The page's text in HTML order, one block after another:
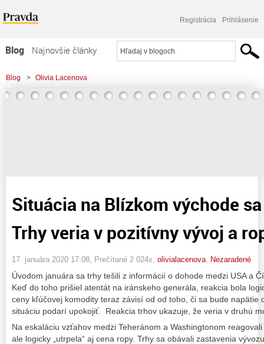
Registrácia Prihlásenie
Blog
Najnovšie články
Najčítanejšie články
Najkomentovanejšie články
Blog > Olivia Lacenova
> Situácia na Blízkom východe sa upokojuje. Trhy veria v pozitívny vývoj a ropa
Situácia na Blízkom východe
Trhy veria v pozitívny vývoj a
17. januára 2020 17:08 , Prečítané 2 024x, olivialacenova Nezaradené
Úvodom januára sa trhy tešili z informácií o dohode medzi USA a
Keď do toho prišiel atentát na iránskeho generála, reakcia bola
ceny kľúčovej komodity teraz závisí od od toho, či sa bude napätie
situáciu podarí upokojiť. Reakcia trhov ukazuje, že veria v druhú
Na eskaláciu vzťahov medzi Teheránom a Washingtonom
ale logicky „utrpela“ aj cena ropy. Trhy sa obávali zastavenia